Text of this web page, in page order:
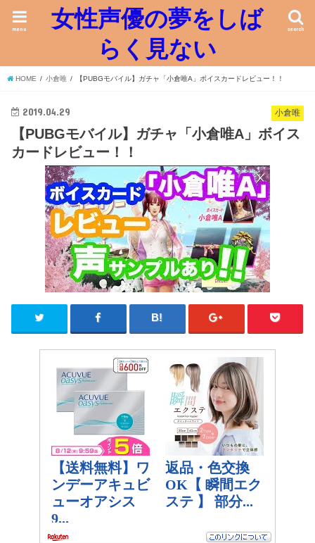
女性声優の夢をしば
らく見ない
search
menu
HOME 小倉唯 【PUBGモバイル】ガチャ「小倉唯A」ボイスカードレビュー！！
小倉唯
2019.04.29
【PUBGモバイル】ガチャ「小倉唯A」ボイス
カードレビュー！！